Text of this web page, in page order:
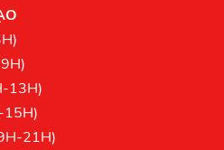
13H)
15H)
21H)